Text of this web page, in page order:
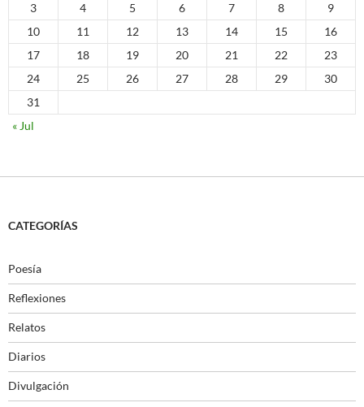
3
4 5 6 7 8
9
10
11 12 13 14 15
16
17
18 19 20 21 22
23
24
25 26 27 28 29
30
31
« Jul
CATEGORÍAS
Poesía
Reflexiones
Relatos
Diarios
Divulgación